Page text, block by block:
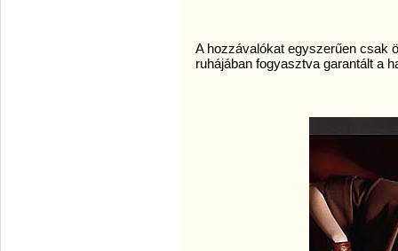
A hozzávalókat egyszerűen csak
ruhájában fogyasztva garantált a